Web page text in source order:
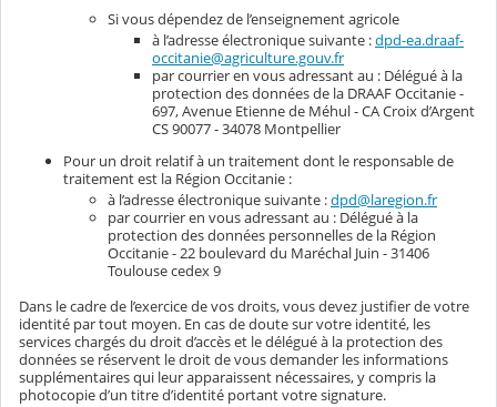
Si vous dépendez de l’enseignement agricole
à l’adresse électronique suivante :dpd-ea.draaf-
occitanie@agriculture.gouv.fr
par courrier en vous adressant au : Délégué à la
protection des données de la DRAAF Occitanie -
697, Avenue Etienne de Méhul - CA Croix d’Argent
CS 90077 - 34078 Montpellier
Pour un droit relatif à un traitement dont le responsable de
traitement est la Région Occitanie :
à l’adresse électronique suivante :dpd@laregion.fr
par courrier en vous adressant au : Délégué à la
protection des données personnelles de la Région
Occitanie - 22 boulevard du Maréchal Juin - 31406
Toulouse cedex 9
Dans le cadre de l’exercice de vos droits, vous devez justifier de votre
identité par tout moyen. En cas de doute sur votre identité, les
services chargés du droit d’accès et le délégué à la protection des
données se réservent le droit de vous demander les informations
supplémentaires qui leur apparaissent nécessaires, y compris la
photocopie d’un titre d’identité portant votre signature.